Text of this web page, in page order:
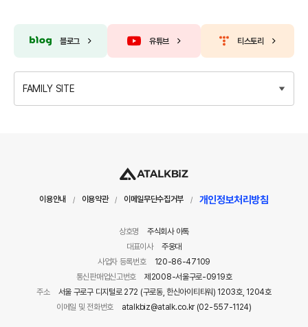
블로그 유튜브 티스토리
FAMILY SITE
이용안내 / 이용약관 / 이메일무단수집거부 / 개인정보처리방침
상호명
주식회사 아톡
대표이사
주웅대
사업자 등록번호
120-86-47109
통신판매업신고번호
제2008-서울구로-0919호
주소
서울 구로구 디지털로 272 (구로동, 한신아이티타워) 1203호, 1204호
이메일 및 전화번호
atalkbiz@atalk.co.kr (02-557-1124)